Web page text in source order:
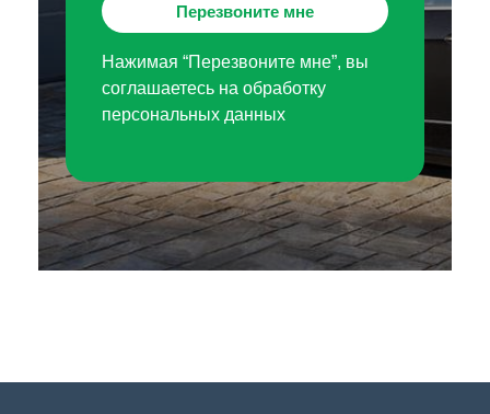
Перезвоните мне
Нажимая “Перезвоните мне”, вы
соглашаетесь на обработку
персональных данных